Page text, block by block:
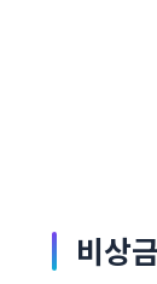
비상